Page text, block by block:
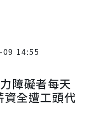
14:55
障礙者每天
全遭工頭代